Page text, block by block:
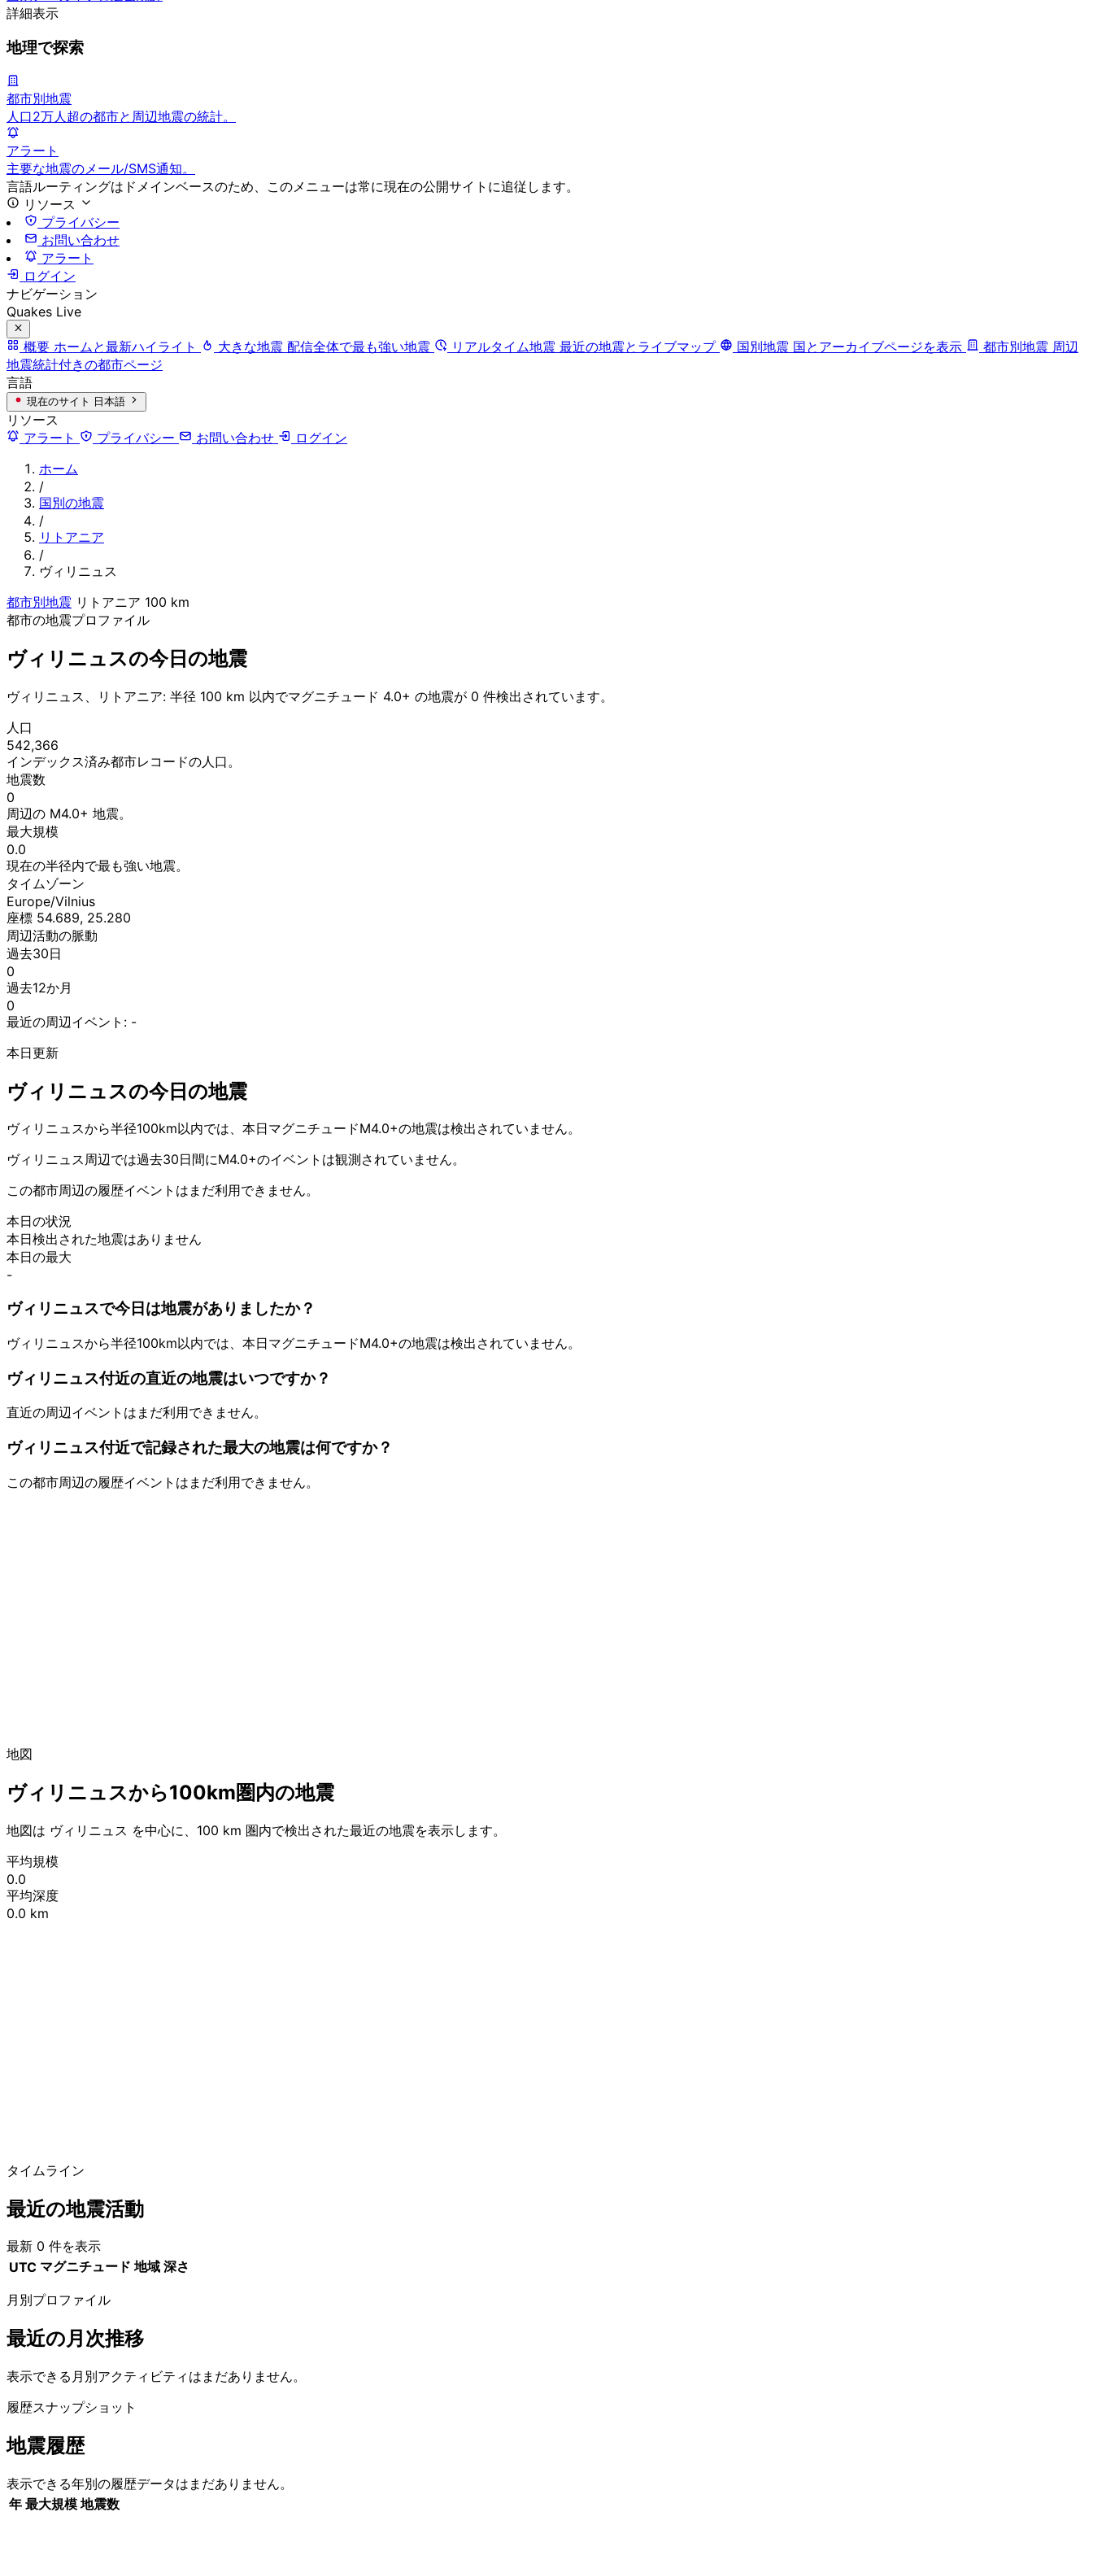
詳細表示
地理で探索
都市別地震
人口2万人超の都市と周辺地震の統計。
アラート
主要な地震のメール/SMS通知。
言語ルーティングはドメインベースのため、このメニューは常に現在の公開サイトに追従します。
リソース
プライバシー
お問い合わせ
アラート
ログイン
ナビゲーション
Quakes Live
概要 ホームと最新ハイライト 大きな地震 配信全体で最も強い地震 リアルタイム地震 最近の地震とライブマップ 国別地震 国とアーカイブページを表示 都市別地震 周辺
地震統計付きの都市ページ
言語
現在のサイト 日本語
リソース
アラート
プライバシー お問い合わせ
ログイン
ホーム
/
国別の地震
/
リトアニア
/
ヴィリニュス
都市別地震 リトアニア 100 km
都市の地震プロファイル
ヴィリニュスの今日の地震
ヴィリニュス、リトアニア: 半径 100 km 以内でマグニチュード 4.0+ の地震が 0 件検出されています。
人口
542,366
インデックス済み都市レコードの人口。
地震数
0
周辺の M4.0+ 地震。
最大規模
0.0
現在の半径内で最も強い地震。
タイムゾーン
Europe/Vilnius
座標 54.689, 25.280
周辺活動の脈動
過去30日
0
過去12か月
0
最近の周辺イベント: -
本日更新
ヴィリニュスの今日の地震
ヴィリニュスから半径100km以内では、本日マグニチュードM4.0+の地震は検出されていません。
ヴィリニュス周辺では過去30日間にM4.0+のイベントは観測されていません。
この都市周辺の履歴イベントはまだ利用できません。
本日の状況
本日検出された地震はありません
本日の最大
-
ヴィリニュスで今日は地震がありましたか？
ヴィリニュスから半径100km以内では、本日マグニチュードM4.0+の地震は検出されていません。
ヴィリニュス付近の直近の地震はいつですか？
直近の周辺イベントはまだ利用できません。
ヴィリニュス付近で記録された最大の地震は何ですか？
この都市周辺の履歴イベントはまだ利用できません。
地図
ヴィリニュスから100km圏内の地震
地図は ヴィリニュス を中心に、100 km 圏内で検出された最近の地震を表示します。
平均規模
0.0
平均深度
0.0 km
タイムライン
最近の地震活動
最新 0 件を表示
UTC マグニチュード 地域 深さ
月別プロファイル
最近の月次推移
表示できる月別アクティビティはまだありません。
履歴スナップショット
地震履歴
表示できる年別の履歴データはまだありません。
年 最大規模 地震数